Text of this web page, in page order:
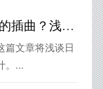
唔！这是什么电影的插曲？浅谈日本综艺中的生动声音设计
篇文章将浅谈日
。...